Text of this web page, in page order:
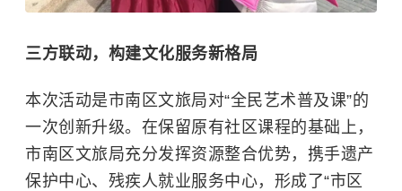
三方联动，构建文化服务新格局
本次活动是市南区文旅局对“全民艺术普及课”的
一次创新升级。在保留原有社区课程的基础上，
市南区文旅局充分发挥资源整合优势，携手遗产
保护中心、残疾人就业服务中心，形成了“市区